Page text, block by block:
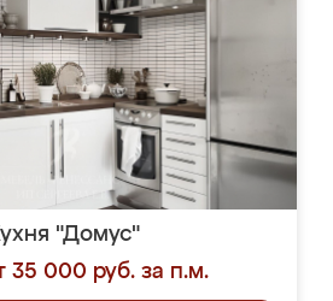
"Домус"
35 000 руб. за п.м.